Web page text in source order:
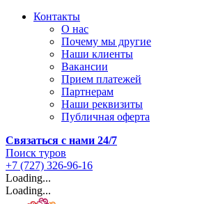
Контакты
О нас
Почему мы другие
Наши клиенты
Вакансии
Прием платежей
Партнерам
Наши реквизиты
Публичная оферта
Связаться с нами 24/7
Поиск туров
+7 (727) 326-96-16
Loading...
Loading...